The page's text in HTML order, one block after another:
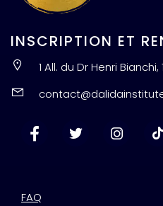
INSCRIPTION ET
1 All. du Dr Henri
FAQ